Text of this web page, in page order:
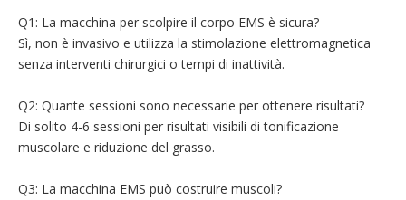
Q1: La macchina per scolpire il corpo EMS è sicura?
Sì, non è invasivo e utilizza la stimolazione elettromagnetica
senza interventi chirurgici o tempi di inattività.
Q2: Quante sessioni sono necessarie per ottenere risultati?
Di solito 4-6 sessioni per risultati visibili di tonificazione
muscolare e riduzione del grasso.
Q3: La macchina EMS può costruire muscoli?